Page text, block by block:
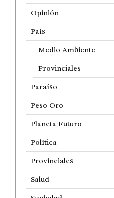
Opinión
País
Medio Ambiente
Provinciales
Paraíso
Peso Oro
Planeta Futuro
Política
Provinciales
Salud